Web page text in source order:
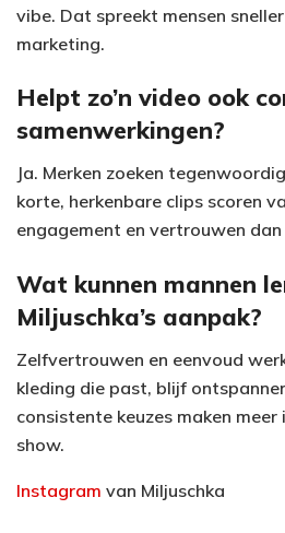
e
vibe. Dat spreekt mensen
marketing.
Helpt zo’n video ook
samenwerkingen?
Ja. Merken zoeken
korte, herkenbare clips scoren
engagement en vertrouwen
Wat kunnen mannen
Miljuschka’s aanpak?
Zelfvertrouwen en eenvoud
kleding die past, blijf
consistente keuzes maken
show.
Instagram van Miljuschka